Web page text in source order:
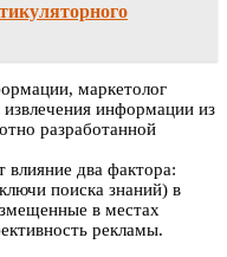
маркетолог
информации из
разработанной
влияние два фактора:
поиска знаний) в
в местах
рекламы.